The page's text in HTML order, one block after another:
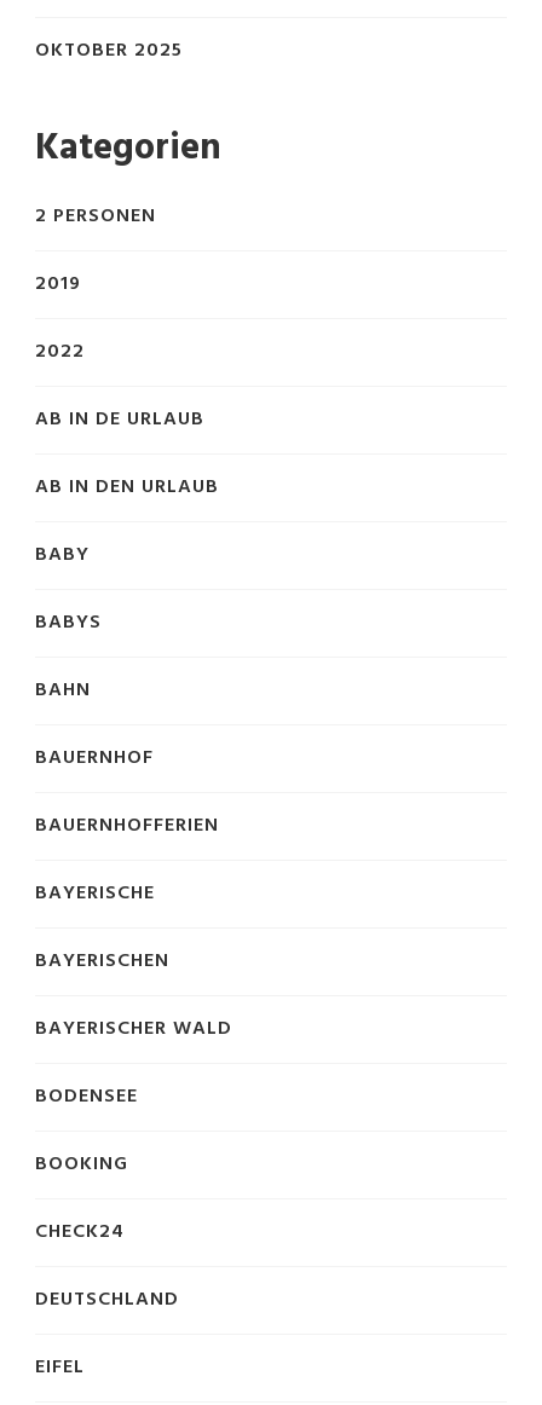
OKTOBER 2025
Kategorien
2 PERSONEN
2019
2022
AB IN DE URLAUB
AB IN DEN URLAUB
BABY
BABYS
BAHN
BAUERNHOF
BAUERNHOFFERIEN
BAYERISCHE
BAYERISCHEN
BAYERISCHER WALD
BODENSEE
BOOKING
CHECK24
DEUTSCHLAND
EIFEL